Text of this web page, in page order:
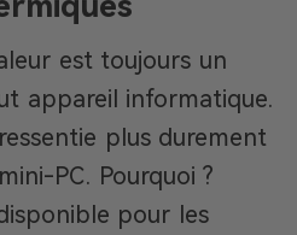
est toujours un
appareil informatique.
plus durement
PC. Pourquoi ?
pour les